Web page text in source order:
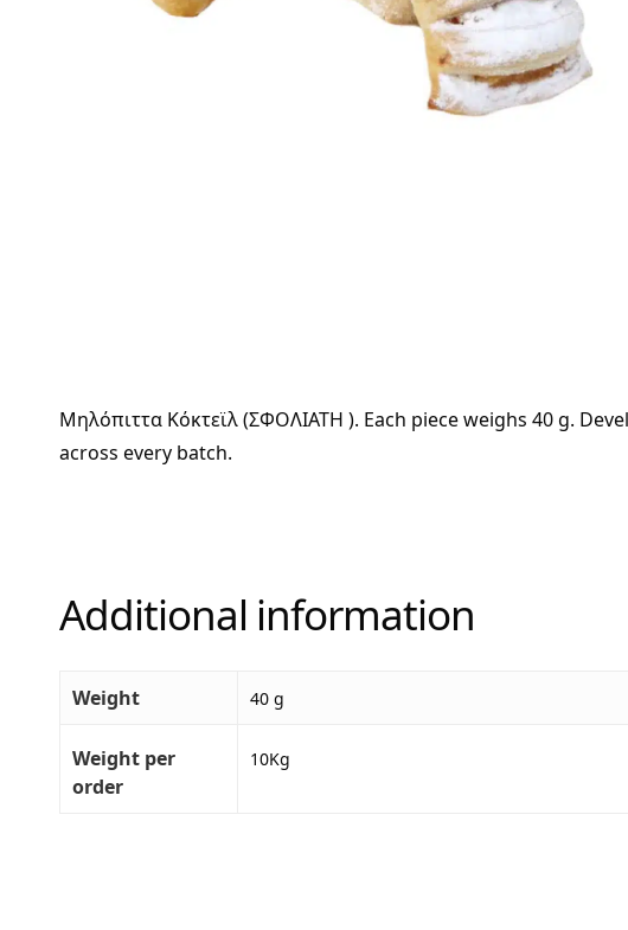
Μηλόπιττα Κόκτεϊλ (ΣΦΟΛΙΑΤΗ ). Each piece weighs 40 g.
across every batch.
Additional information
Weight 40 g
Weight per
order
10Kg